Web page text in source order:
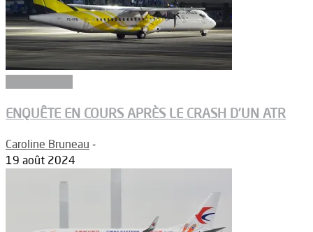
ENQUÊTE EN COURS APRÈS LE CRASH D’UN ATR
Caroline Bruneau -
19 août 2024